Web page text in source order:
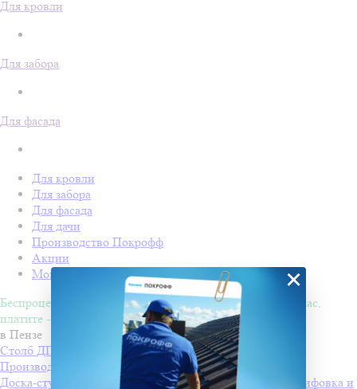
Для кровли
Для забора
Для фасада
Для кровли
Для забора
Для фасада
Для дачи
Производство Покрофф
Акции
Монтаж
Беспроцентная рассрочка на 4 месяца. Покупайте - сейчас,
платите - потом!
в Пензе
Столб ДПК Grand Line 100х100мм тиснение (на трубу)
Производитель
Grand Line
Доска-ступень стартовая ДПК Grand Line 160х22мм шлифовка и
×